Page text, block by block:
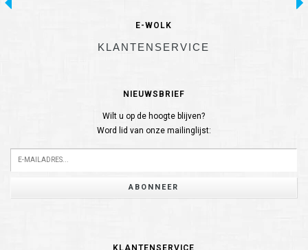
E-WOLK
KLANTENSERVICE
NIEUWSBRIEF
Wilt u op de hoogte blijven?
Word lid van onze mailinglijst:
ABONNEER
KLANTENSERVICE